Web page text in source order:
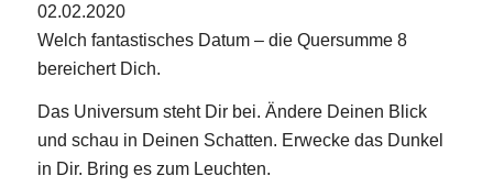
02.02.2020
Welch fantastisches Datum – die Quersumme 8
bereichert Dich.
Das Universum steht Dir bei. Ändere Deinen Blick
und schau in Deinen Schatten. Erwecke das Dunkel
in Dir. Bring es zum Leuchten.